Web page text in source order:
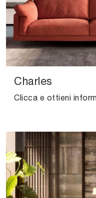
Charles